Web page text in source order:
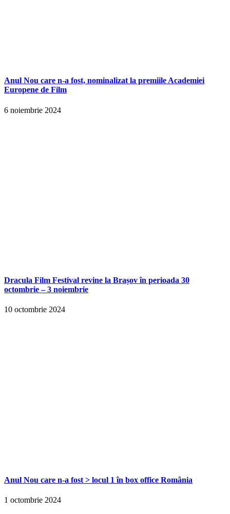
Anul Nou care n-a fost, nominalizat la premiile Academiei
Europene de Film
6 noiembrie 2024
Dracula Film Festival revine la Brașov în perioada 30
octombrie – 3 noiembrie
10 octombrie 2024
Anul Nou care n-a fost > locul 1 în box office România
1 octombrie 2024